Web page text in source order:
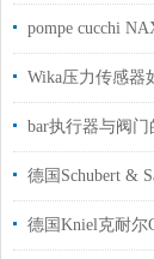
Wika压力传感器
bar执行器与阀门